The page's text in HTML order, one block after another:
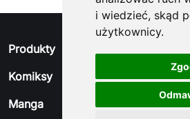
i wiedzieć, skąd
użytkownicy.
Produkty
Komiksy
Manga